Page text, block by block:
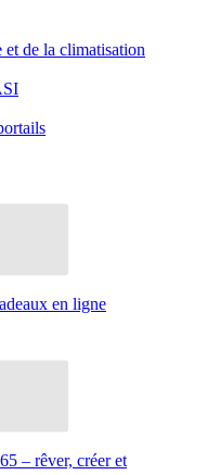
de la climatisation
en ligne
– rêver, créer et